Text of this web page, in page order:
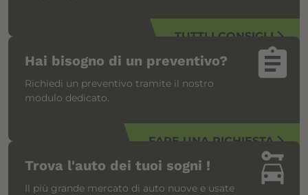
TUTTI I CONSIGLIarrow_forward_ios
assignment
Hai bisogno di un preventivo?
Richiedi un preventivo tramite il nostro
modulo dedicato.
FARE UNA RICHIESTAarrow_forward_ios
car_rental
Trova l'auto dei tuoi sogni !
Il più grande mercato di auto nuove e usate